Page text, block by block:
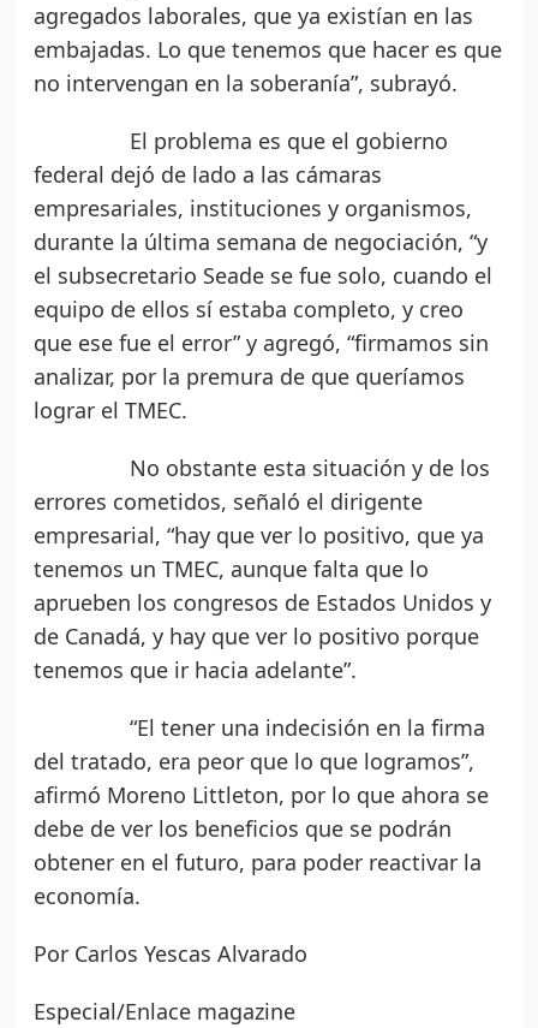
agregados laborales, que ya existían en las
embajadas. Lo que tenemos que hacer es que
no intervengan en la soberanía”, subrayó.
El problema es que el gobierno
federal dejó de lado a las cámaras
empresariales, instituciones y organismos,
durante la última semana de negociación, “y
el subsecretario Seade se fue solo, cuando el
equipo de ellos sí estaba completo, y creo
que ese fue el error” y agregó, “firmamos sin
analizar, por la premura de que queríamos
lograr el TMEC.
No obstante esta situación y de los
errores cometidos, señaló el dirigente
empresarial, “hay que ver lo positivo, que ya
tenemos un TMEC, aunque falta que lo
aprueben los congresos de Estados Unidos y
de Canadá, y hay que ver lo positivo porque
tenemos que ir hacia adelante”.
“El tener una indecisión en la firma
del tratado, era peor que lo que logramos”,
afirmó Moreno Littleton, por lo que ahora se
debe de ver los beneficios que se podrán
obtener en el futuro, para poder reactivar la
economía.
Por Carlos Yescas Alvarado
Especial/Enlace magazine